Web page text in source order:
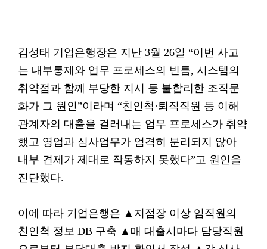
김성태 기업은행장은 지난 3월 26일 “이번 사고
는 내부통제와 업무 프로세스의 빈틈, 시스템의
취약점과 함께 부당한 지시 등 불합리한 조직문
화가 그 원인”이라며 “친인척·퇴직직원 등 이해
관계자의 대출을 걸러내는 업무 프로세스가 취약
했고 영업과 심사업무가 엄격히 분리되지 않아
내부 견제가 제대로 작동하지 못했다”고 원인을
진단했다.
이에 따라 기업은행은 ▲지점장 이상 임직원의
친인척 정보 DB 구축 ▲매 대출시마다 담당직원